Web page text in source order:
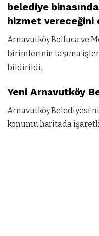
belediye
hizmet vereceğini
Arnavutköy Bolluca ve
birimlerinin taşıma
bildirildi.
Yeni Arnavutköy
Arnavutköy
konumu haritada